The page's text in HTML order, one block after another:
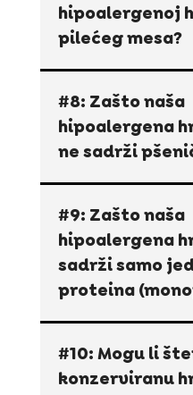
hipoalergenoj
pilećeg mesa?
#8: Zašto naša
hipoalergena
ne sadrži
#9: Zašto naša
hipoalergena
sadrži samo
proteina
#10: Mogu li
konzerviranu